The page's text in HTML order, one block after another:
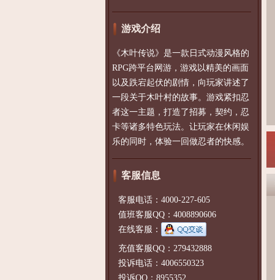
游戏介绍
《木叶传说》是一款日式动漫风格的
RPG跨平台网游，游戏以精美的画面
以及跌宕起伏的剧情，向玩家讲述了
一段关于木叶村的故事。游戏紧扣忍
者这一主题，打造了招募，契约，忍
卡等诸多特色玩法。让玩家在休闲娱
乐的同时，体验一回做忍者的快感。
客服信息
客服电话：4000-227-605
值班客服QQ：4008890606
在线客服：
充值客服QQ：279432888
投诉电话：4006550323
投诉QQ：8955352